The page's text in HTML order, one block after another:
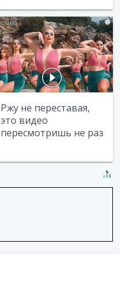
i
Ржу не переставая,
это видео
пересмотришь не раз